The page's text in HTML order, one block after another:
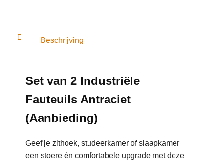
Beschrijving
Set van 2 Industriële
Fauteuils Antraciet
(Aanbieding)
Geef je zithoek, studeerkamer of slaapkamer
een stoere én comfortabele upgrade met deze